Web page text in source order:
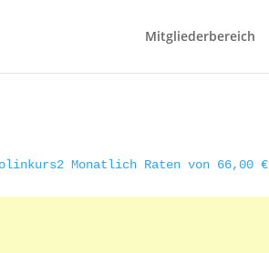
Mitgliederbereich
2 Monatlich Raten von 66,00 €